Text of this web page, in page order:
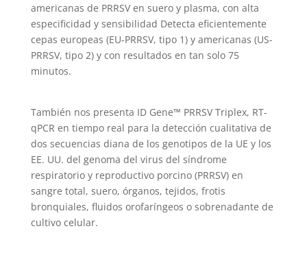
americanas de PRRSV en suero y plasma, con alta
especificidad y sensibilidad Detecta eficientemente
cepas europeas (EU-PRRSV, tipo 1) y americanas (US-
PRRSV, tipo 2) y con resultados en tan solo 75
minutos.
También nos presenta ID Gene™ PRRSV Triplex, RT-
qPCR en tiempo real para la detección cualitativa de
dos secuencias diana de los genotipos de la UE y los
EE. UU. del genoma del virus del síndrome
respiratorio y reproductivo porcino (PRRSV) en
sangre total, suero, órganos, tejidos, frotis
bronquiales, fluidos orofaríngeos o sobrenadante de
cultivo celular.